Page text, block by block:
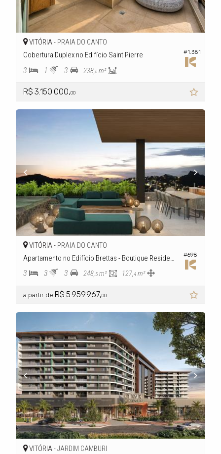
#1.381
VITÓRIA - PRAIA DO CANTO
Cobertura Duplex no Edifício Saint Pierre
3 1 3 238,0 m²
R$ 3.150.000,00
#698
VITÓRIA - PRAIA DO CANTO
Apartamento no Edifício Brettas - Boutique Residence
3 3 3 248,5m² 127,4 m²
a partir de R$ 5.959.967,00
VITÓRIA -JARDIM CAMBURI